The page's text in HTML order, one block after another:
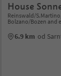
House
Reinswald/
Bolzano/Bozen and
6.9 km od